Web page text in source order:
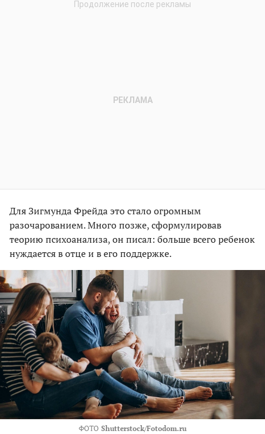
Для Зигмунда Фрейда это стало огромным
разочарованием. Много позже, сформулировав
теорию психоанализа, он писал: больше всего ребенок
нуждается в отце и в его поддержке.
ФОТО Shutterstock/Fotodom.ru